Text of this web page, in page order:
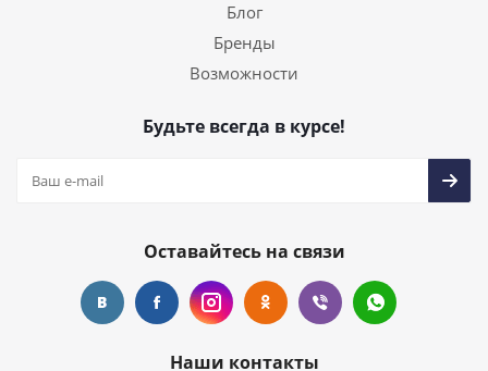
Блог
Бренды
Возможности
Будьте всегда в курсе!
Оставайтесь на связи
Наши контакты